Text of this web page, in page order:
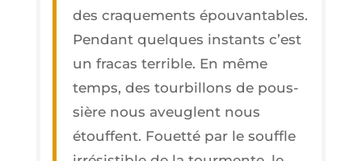
des cra­que­ments épou­van­tables.
Pen­dant quelques ins­tants c’est
un fra­cas ter­rible. En même
temps, des tour­billons de pous­
sière nous aveuglent nous
étouffent. Fouet­té par le souffle